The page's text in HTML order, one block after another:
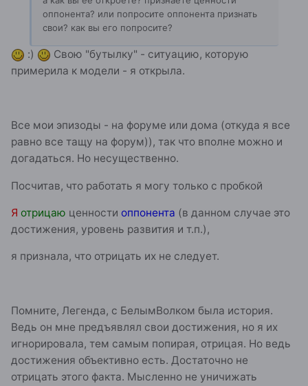
оппонента? или попросите оппонента признать
свои? как вы его попросите?
:)
Свою "бутылку" - ситуацию, которую
примерила к модели - я открыла.
Все мои эпизоды - на форуме или дома (откуда я все
равно все тащу на форум)), так что вполне можно и
догадаться. Но несущественно.
Посчитав, что работать я могу только с пробкой
Я отрицаю ценности оппонента (в данном случае это
достижения, уровень развития и т.п.),
я признала, что отрицать их не следует.
Помните, Легенда, с БелымВолком была история.
Ведь он мне предъявлял свои достижения, но я их
игнорировала, тем самым попирая, отрицая. Но ведь
достижения объективно есть. Достаточно не
отрицать этого факта. Мысленно не уничижать